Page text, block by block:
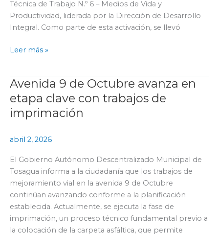
Técnica de Trabajo N.º 6 – Medios de Vida y
Productividad, liderada por la Dirección de Desarrollo
Integral. Como parte de esta activación, se llevó
ante
condiciones
climáticas
Leer más »
Avenida 9 de Octubre avanza en
etapa clave con trabajos de
imprimación
abril 2, 2026
El Gobierno Autónomo Descentralizado Municipal de
Tosagua informa a la ciudadanía que los trabajos de
mejoramiento vial en la avenida 9 de Octubre
continúan avanzando conforme a la planificación
establecida. Actualmente, se ejecuta la fase de
imprimación, un proceso técnico fundamental previo a
la colocación de la carpeta asfáltica, que permite
Avenida
de
Octubre
en
clave
con
trabajos
de
imprimación